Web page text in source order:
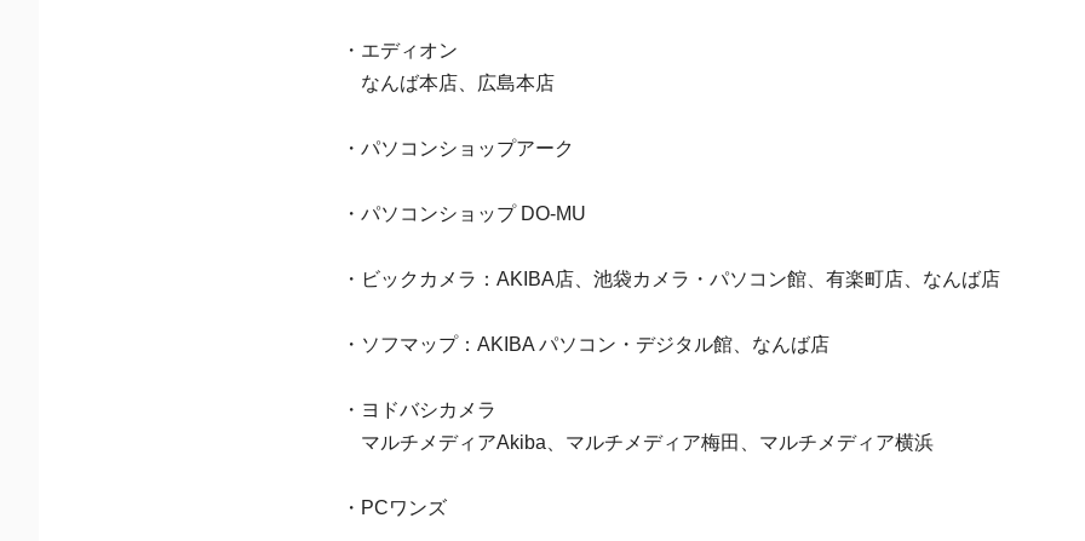
・エディオン
なんば本店、広島本店
・パソコンショップアーク
・パソコンショップ DO-MU
・ビックカメラ：AKIBA店、池袋カメラ・パソコン館、有楽町店、なんば店
・ソフマップ：AKIBA パソコン・デジタル館、なんば店
・ヨドバシカメラ
マルチメディアAkiba、マルチメディア梅田、マルチメディア横浜
・PCワンズ